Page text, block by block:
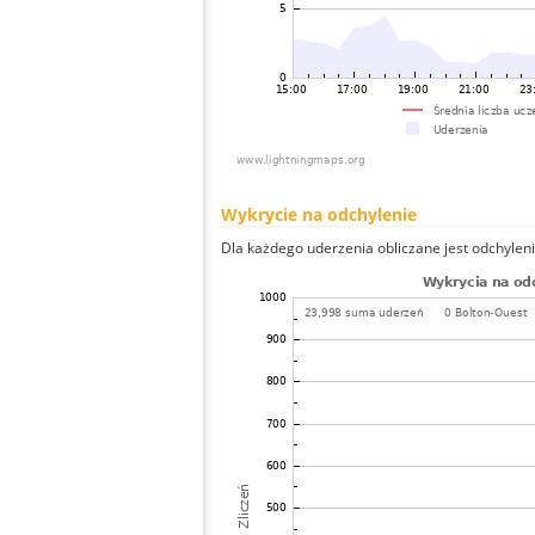
Wykrycie na odchylenie
Dla każdego uderzenia obliczane jest